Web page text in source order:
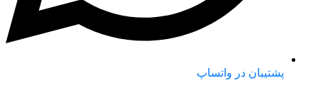
پشتیبان در واتساپ